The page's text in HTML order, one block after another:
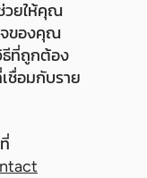
วยให้คุณ
จของคุณ
ธีที่ถูกต้อง
ชื่อมกับราย